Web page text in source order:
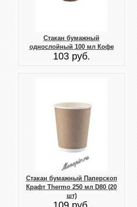
Стакан бумажный
однослойный 100 мл Кофе
103 руб.
Стакан бумажный Паперскоп
Крафт Thermo 250 мл D80 (20
шт)